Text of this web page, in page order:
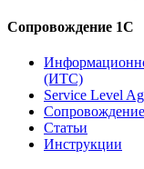
Сопровождение 1С
(ИТС)
Service Level
Статьи
Инструкции